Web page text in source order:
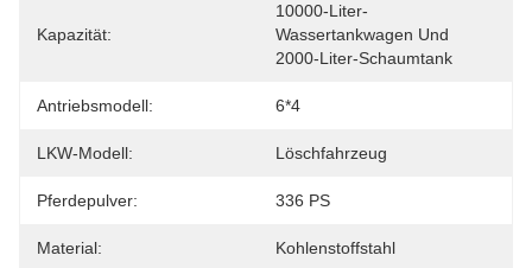
Kapazität:
10000-Liter-
Wassertankwagen Und
2000-Liter-Schaumtank
Antriebsmodell: 6*4
LKW-Modell: Löschfahrzeug
Pferdepulver: 336 PS
Material: Kohlenstoffstahl